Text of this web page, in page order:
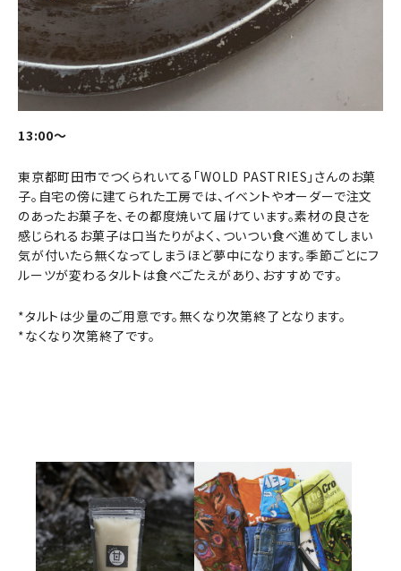
13:00～
東京都町田市でつくられいてる「WOLD PASTRIES」さんのお菓
子。自宅の傍に建てられた工房では、イベントやオーダーで注文
のあったお菓子を、その都度焼いて届けています。素材の良さを
感じられるお菓子は口当たりがよく、ついつい食べ進めてしまい
気が付いたら無くなってしまうほど夢中になります。季節ごとにフ
ルーツが変わるタルトは食べごたえがあり、おすすめです。
*タルトは少量のご用意です。無くなり次第終了となります。
*なくなり次第終了です。